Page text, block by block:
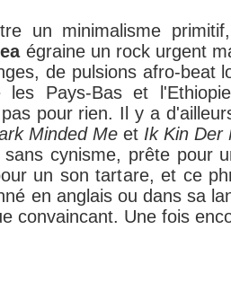
un minimalisme
égraine un rock urgent
de pulsions afro-beat
les Pays-Bas et
pour rien. Il y a
Minded Me et Ik Kin Der
sans cynisme, prête pour
un son tartare, et ce
en anglais ou dans sa
convaincant. Une fois